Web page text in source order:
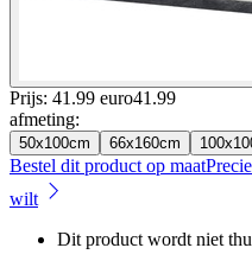
Prijs: 41.99 euro41 .99
afmeting:
50x100cm 66x160cm
Bestel dit product op maat
wilt
Dit product wordt niet